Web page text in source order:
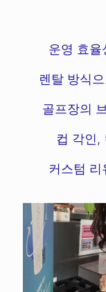
운영 효율
렌탈 방식
골프장의
컵 각인,
커스텀 리